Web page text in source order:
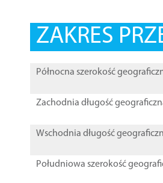
ZAKRES
Północna szerokość
Zachodnia długość
Wschodnia długość
Południowa szerokość